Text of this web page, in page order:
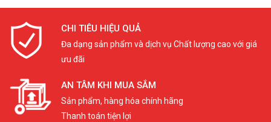
CHI TIÊU HIỆU QUẢ
Đa dạng sản phẩm và dịch vụ Chất lượng cao với giá
ưu đãi
AN TÂM KHI MUA SẮM
Sản phẩm, hàng hóa chính hãng
Thanh toán tiện lợi